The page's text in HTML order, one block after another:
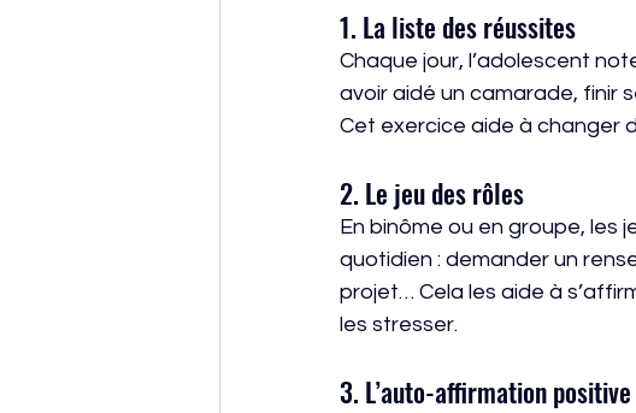
1. La liste des réussites
Chaque jour, l’adolescent
avoir aidé un camarade, finir
Cet exercice aide à changer
2. Le jeu des rôles
En binôme ou en groupe, les
quotidien : demander un
projet… Cela les aide à
les stresser.
3. L’auto-affirmation positive